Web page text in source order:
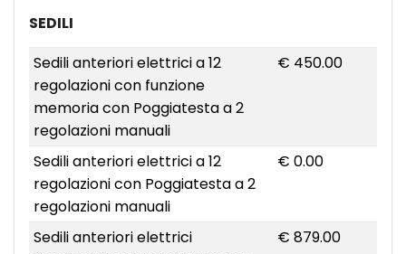
SEDILI
Sedili anteriori elettrici a 12
regolazioni con funzione
memoria con Poggiatesta a 2
regolazioni manuali
€ 450.00
Sedili anteriori elettrici a 12
regolazioni con Poggiatesta a 2
regolazioni manuali
€ 0.00
Sedili anteriori elettrici
€ 879.00